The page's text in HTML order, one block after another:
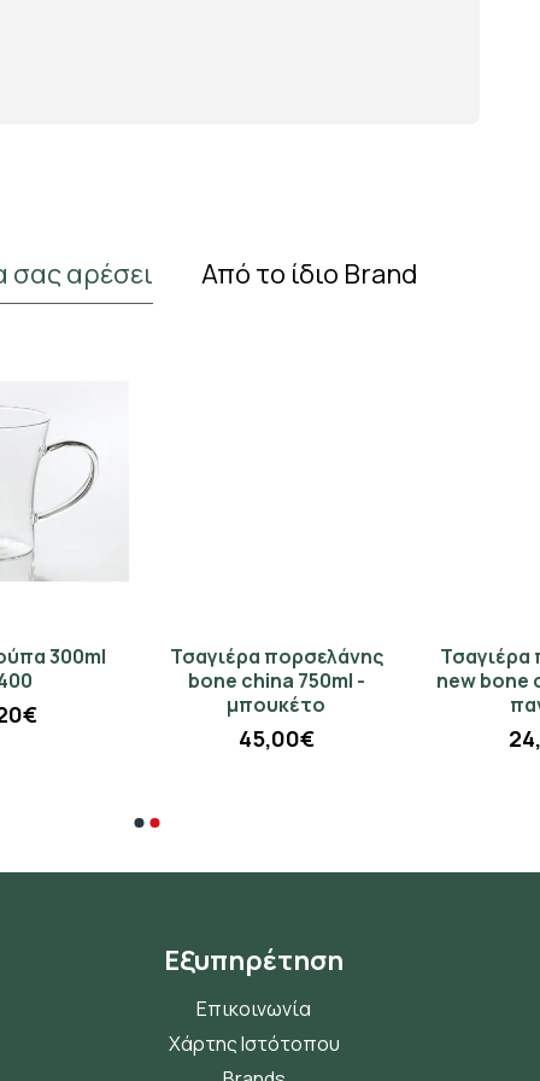
σας αρέσει Από το ίδιο Brand
Τσαγιέρα πορσελάνης
bone china 750ml -
Τσαγιέρα πορσελάνης
new bone china 675ml -
Εξυπηρέτηση
Επικοινωνία
Χάρτης Ιστότοπου